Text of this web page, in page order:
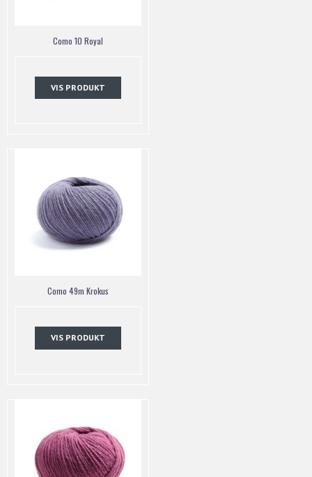
Como 10 Royal
VIS PRODUKT
Como 49m Krokus
VIS PRODUKT